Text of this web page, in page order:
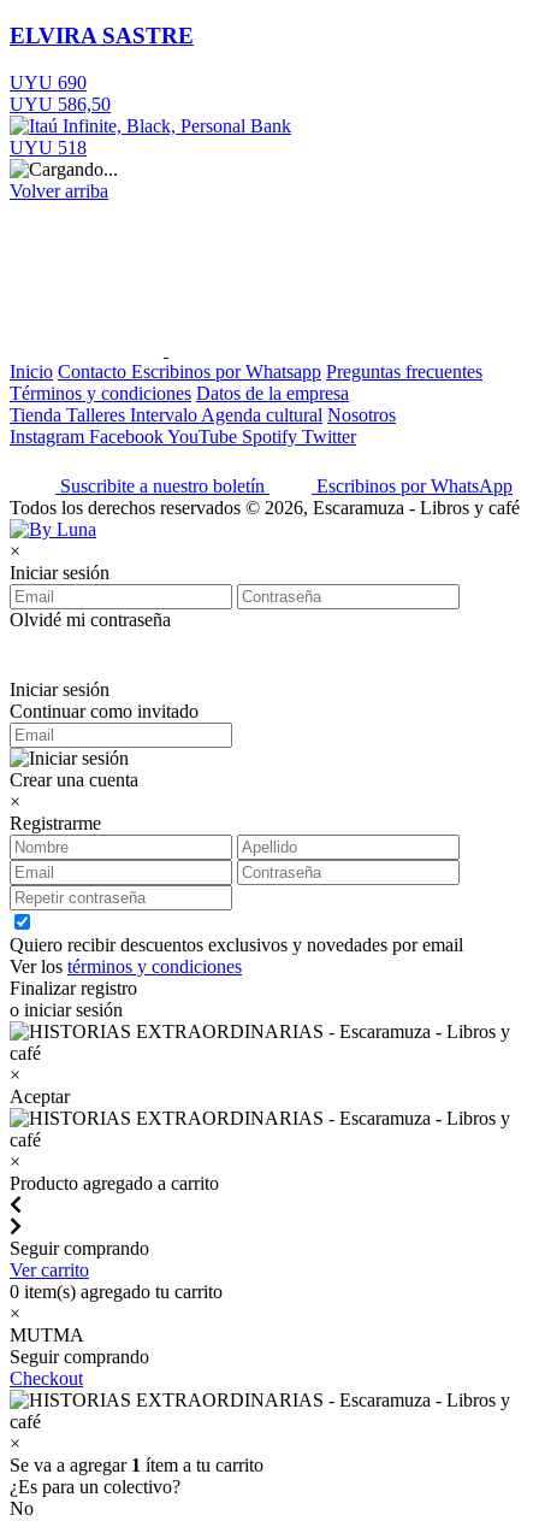
ELVIRA SASTRE
UYU 690
UYU 586,50
UYU 518
Volver arriba
Inicio Contacto Escribinos por Whatsapp Preguntas frecuentes
Términos y condiciones Datos de la empresa
Tienda Talleres Intervalo Agenda cultural Nosotros
Instagram FacebookYouTube Spotify Twitter
Suscribite a nuestro boletín
Escribinos por WhatsApp
Todos los derechos reservados © 2026, Escaramuza - Libros y café
×
Iniciar sesión
Olvidé mi contraseña
Iniciar sesión
Continuar como invitado
Crear una cuenta
×
Registrarme
Quiero recibir descuentos exclusivos y novedades por email
Ver los términos y condiciones
Finalizar registro
o iniciar sesión
×
Aceptar
×
Producto agregado a carrito
Seguir comprando
Ver carrito
0 item(s) agregado tu carrito
×
MUTMA
Seguir comprando
Checkout
×
Se va a agregar 1 ítem a tu carrito
¿Es para un colectivo?
No